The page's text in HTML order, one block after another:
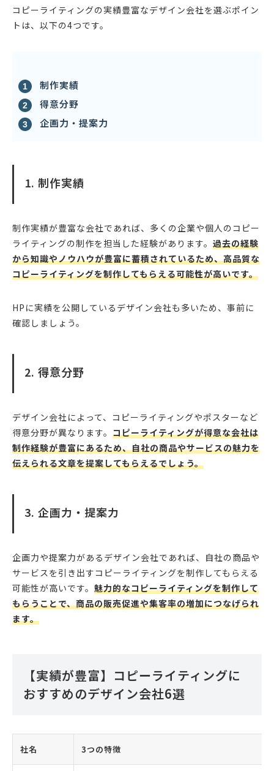
コピーライティングの実績豊富なデザイン会社を選ぶポイン
トは、以下の4つです。
制作実績
得意分野
企画力・提案力
1. 制作実績
制作実績が豊富な会社であれば、多くの企業や個人のコピー
ライティングの制作を担当した経験があります。 過去の経験
から知識やノウハウが豊富に蓄積されているため、高品質な
コピーライティングを制作してもらえる可能性が高いです。
HPに実績を公開しているデザイン会社も多いため、事前に
確認しましょう。
2. 得意分野
デザイン会社によって、コピーライティングやポスターなど
得意分野が異なります。 コピーライティングが得意な会社は
制作経験が豊富にあるため、自社の商品やサービスの魅力を
伝えられる文章を提案してもらえるでしょう。
3. 企画力・提案力
企画力や提案力があるデザイン会社であれば、自社の商品や
サービスを引き出すコピーライティングを制作してもらえる
可能性が高いです。 魅力的なコピーライティングを制作して
もらうことで、商品の販売促進や集客率の増加につなげられ
ます。
【実績が豊富】コピーライティングに
おすすめのデザイン会社6選
社名 3つの特徴